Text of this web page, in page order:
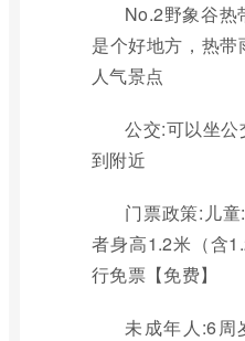
No.2野象谷热
是个好地方，热
人气景点
公交:可以坐
到附近
门票政策:儿
者身高1.2米（含
行免票【免费】
未成年人:6